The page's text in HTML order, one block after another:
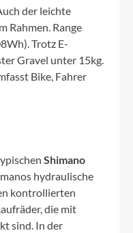
der leichte
Rahmen. Range
Trotz E-
Gravel unter 15kg.
Bike, Fahrer
Shimano
hydraulische
kontrollierten
die mit
sind. In der